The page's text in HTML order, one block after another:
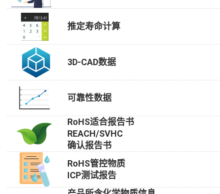
推定寿命计算
3D-CAD数据
可靠性数据
RoHS适合报告书
REACH/SVHC
确认报告书
RoHS管控物质
ICP测试报告